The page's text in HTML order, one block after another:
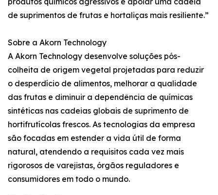
de suprimentos de frutas e hortaliças mais resiliente.”
Sobre a Akorn Technology
A Akorn Technology desenvolve soluções pós-
colheita de origem vegetal projetadas para reduzir
o desperdício de alimentos, melhorar a qualidade
das frutas e diminuir a dependência de químicas
sintéticas nas cadeias globais de suprimento de
hortifrutícolas frescos. As tecnologias da empresa
são focadas em estender a vida útil de forma
natural, atendendo a requisitos cada vez mais
rigorosos de varejistas, órgãos reguladores e
consumidores em todo o mundo.